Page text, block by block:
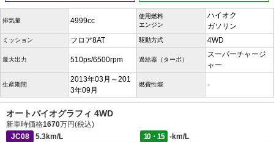
排気量 4999cc
使用燃料
エンジン
ハイオク
ガソリン
ミッション フロア8AT 駆動方式 4WD
最大出力 510ps/6500rpm 過給器（ターボ）
スーパーチャージ
ャー
生産期間
2013年03月～201
3年09月
燃費性能 -
オートバイオグラフィ 4WD
新車時価格1670万円(税込)
JC08
5.3km/L 10・15
-km/L